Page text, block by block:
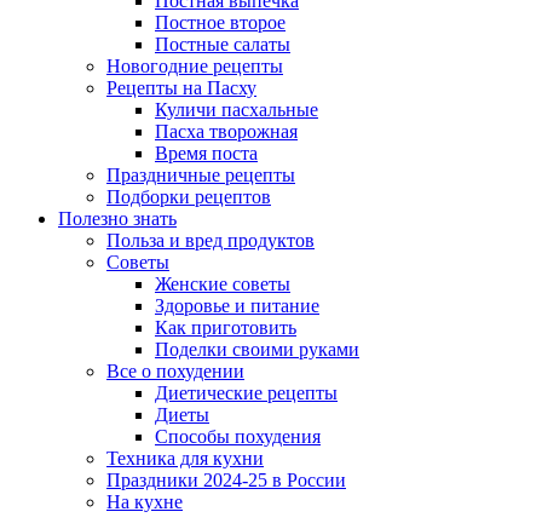
Постное второе
Постные салаты
Новогодние рецепты
Рецепты на Пасху
Куличи пасхальные
Пасха творожная
Время поста
Праздничные рецепты
Подборки рецептов
Полезно знать
Польза и вред продуктов
Советы
Женские советы
Здоровье и питание
Как приготовить
Поделки своими руками
Все о похудении
Диетические рецепты
Диеты
Способы похудения
Техника для кухни
Праздники 2024-25 в России
На кухне